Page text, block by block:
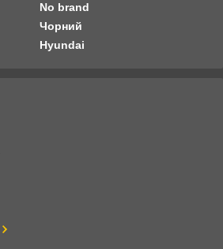
No brand
Чорний
Hyundai